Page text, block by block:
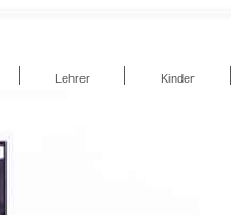
Lehrer Kinder